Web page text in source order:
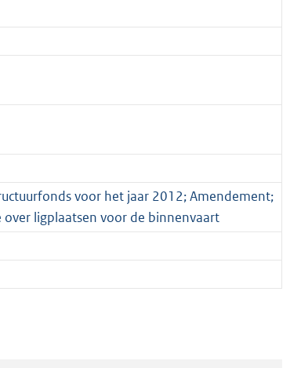
voor het jaar 2012; Amendement;
ligplaatsen voor de binnenvaart